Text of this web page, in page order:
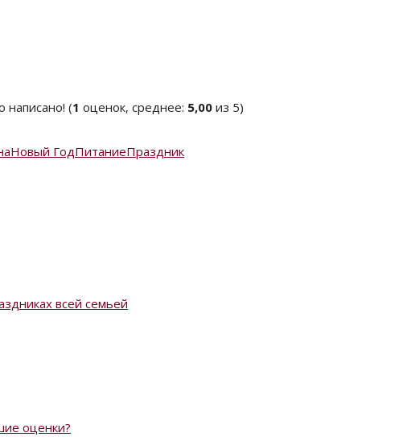
(1 оценок, среднее: 5,00 из 5)
Новый ГодПитаниеПраздник
всей семьей
оценки?